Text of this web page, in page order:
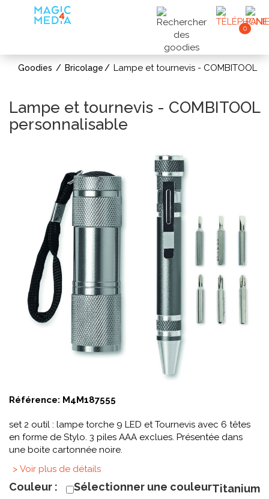
0
Goodies Bricolage Lampe et tournevis - COMBITOOL
Lampe et tournevis - COMBITOOL
personnalisable
Référence: M4M187555
set 2 outil : lampe torche 9 LED et Tournevis avec 6 têtes
en forme de Stylo. 3 piles AAA exclues. Présentée dans
une boite cartonnée noire.
> Voir plus de détails
Couleur : Sélectionner une couleurTitanium